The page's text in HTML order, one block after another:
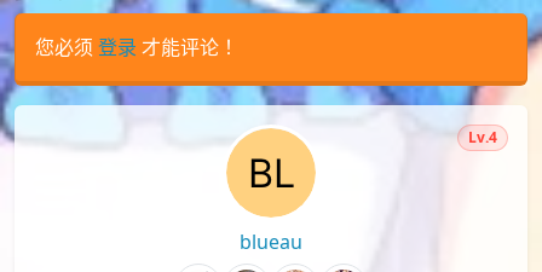
您必须 登录 才能评论！
blueau
Lv.4